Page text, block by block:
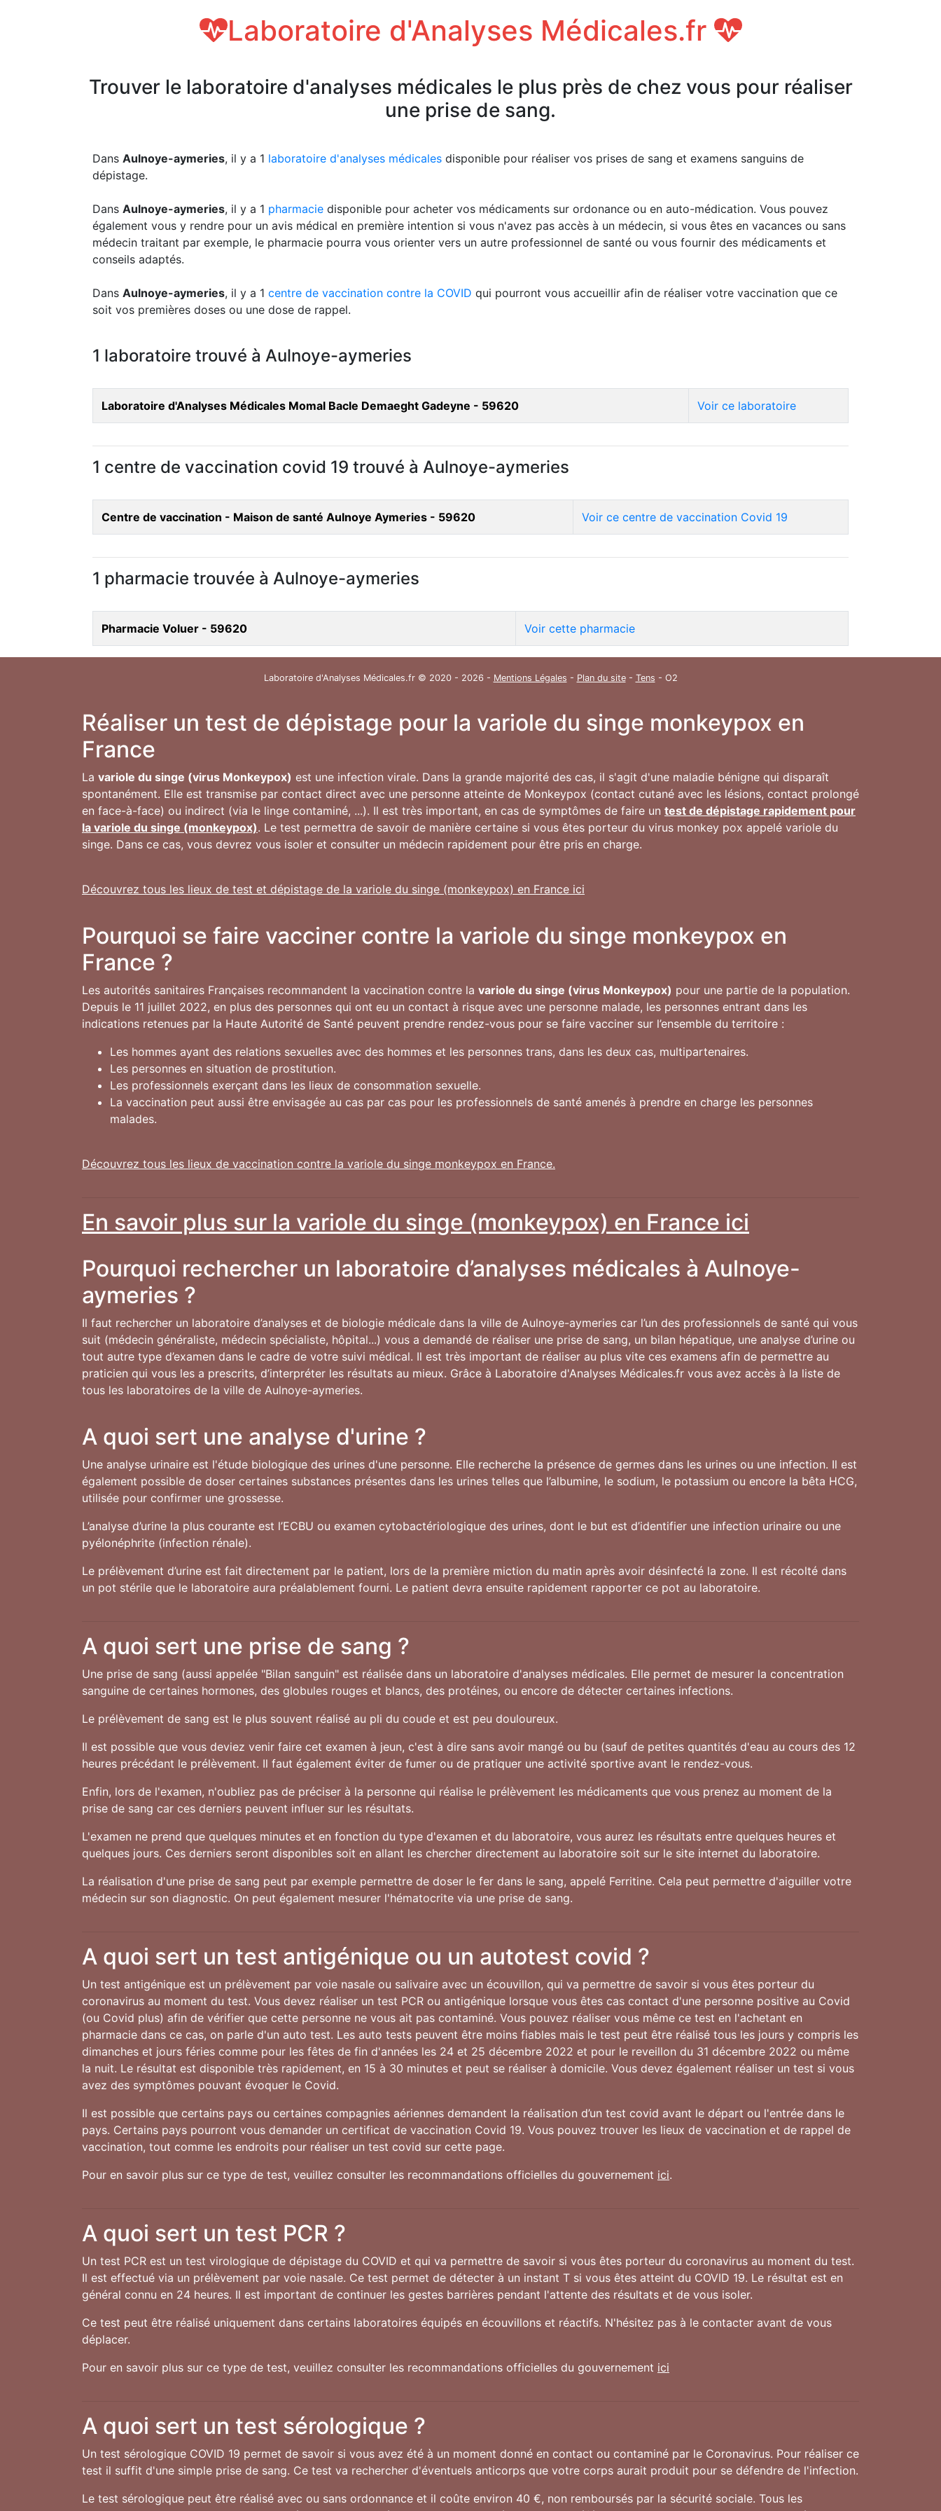
Laboratoire d'Analyses Médicales.fr
Trouver le laboratoire d'analyses médicales le plus près de chez vous pour réaliser
une prise de sang.
Dans Aulnoye-aymeries, il y a 1 laboratoire d'analyses médicales disponible pour réaliser vos prises de sang et examens sanguins de
dépistage.
Dans Aulnoye-aymeries, il y a 1 pharmacie disponible pour acheter vos médicaments sur ordonance ou en auto-médication. Vous pouvez
également vous y rendre pour un avis médical en première intention si vous n'avez pas accès à un médecin, si vous êtes en vacances ou sans
médecin traitant par exemple, le pharmacie pourra vous orienter vers un autre professionnel de santé ou vous fournir des médicaments et
conseils adaptés.
Dans Aulnoye-aymeries, il y a 1 centre de vaccination contre la COVID qui pourront vous accueillir afin de réaliser votre vaccination que ce
soit vos premières doses ou une dose de rappel.
1 laboratoire trouvé à Aulnoye-aymeries
Laboratoire d'Analyses Médicales Momal Bacle Demaeght Gadeyne - 59620 Voir ce laboratoire
1 centre de vaccination covid 19 trouvé à Aulnoye-aymeries
Centre de vaccination - Maison de santé Aulnoye Aymeries - 59620 Voir ce centre de vaccination Covid 19
1 pharmacie trouvée à Aulnoye-aymeries
Pharmacie Voluer - 59620 Voir cette pharmacie
Laboratoire d'Analyses Médicales.fr © 2020 - 2026 - Mentions Légales - Plan du site- Tens - O2
Réaliser un test de dépistage pour la variole du singe monkeypox en
France
La variole du singe (virus Monkeypox) est une infection virale. Dans la grande majorité des cas, il s'agit d'une maladie bénigne qui disparaît
spontanément. Elle est transmise par contact direct avec une personne atteinte de Monkeypox (contact cutané avec les lésions, contact prolongé
en face-à-face) ou indirect (via le linge contaminé, ...). Il est très important, en cas de symptômes de faire un test de dépistage rapidement pour
la variole du singe (monkeypox). Le test permettra de savoir de manière certaine si vous êtes porteur du virus monkey pox appelé variole du
singe. Dans ce cas, vous devrez vous isoler et consulter un médecin rapidement pour être pris en charge.
Découvrez tous les lieux de test et dépistage de la variole du singe (monkeypox) en France ici
Pourquoi se faire vacciner contre la variole du singe monkeypox en
France ?
Les autorités sanitaires Françaises recommandent la vaccination contre la variole du singe (virus Monkeypox) pour une partie de la population.
Depuis le 11 juillet 2022, en plus des personnes qui ont eu un contact à risque avec une personne malade, les personnes entrant dans les
indications retenues par la Haute Autorité de Santé peuvent prendre rendez-vous pour se faire vacciner sur l’ensemble du territoire :
Les hommes ayant des relations sexuelles avec des hommes et les personnes trans, dans les deux cas, multipartenaires.
Les personnes en situation de prostitution.
Les professionnels exerçant dans les lieux de consommation sexuelle.
La vaccination peut aussi être envisagée au cas par cas pour les professionnels de santé amenés à prendre en charge les personnes
malades.
Découvrez tous les lieux de vaccination contre la variole du singe monkeypox en France.
En savoir plus sur la variole du singe (monkeypox) en France ici
Pourquoi rechercher un laboratoire d’analyses médicales à Aulnoye-
aymeries ?
Il faut rechercher un laboratoire d’analyses et de biologie médicale dans la ville de Aulnoye-aymeries car l’un des professionnels de santé qui vous
suit (médecin généraliste, médecin spécialiste, hôpital...) vous a demandé de réaliser une prise de sang, un bilan hépatique, une analyse d’urine ou
tout autre type d’examen dans le cadre de votre suivi médical. Il est très important de réaliser au plus vite ces examens afin de permettre au
praticien qui vous les a prescrits, d’interpréter les résultats au mieux. Grâce à Laboratoire d'Analyses Médicales.fr vous avez accès à la liste de
tous les laboratoires de la ville de Aulnoye-aymeries.
A quoi sert une analyse d'urine ?
Une analyse urinaire est l'étude biologique des urines d'une personne. Elle recherche la présence de germes dans les urines ou une infection. Il est
également possible de doser certaines substances présentes dans les urines telles que l’albumine, le sodium, le potassium ou encore la bêta HCG,
utilisée pour confirmer une grossesse.
L’analyse d’urine la plus courante est l’ECBU ou examen cytobactériologique des urines, dont le but est d’identifier une infection urinaire ou une
pyélonéphrite (infection rénale).
Le prélèvement d’urine est fait directement par le patient, lors de la première miction du matin après avoir désinfecté la zone. Il est récolté dans
un pot stérile que le laboratoire aura préalablement fourni. Le patient devra ensuite rapidement rapporter ce pot au laboratoire.
A quoi sert une prise de sang ?
Une prise de sang (aussi appelée "Bilan sanguin" est réalisée dans un laboratoire d'analyses médicales. Elle permet de mesurer la concentration
sanguine de certaines hormones, des globules rouges et blancs, des protéines, ou encore de détecter certaines infections.
Le prélèvement de sang est le plus souvent réalisé au pli du coude et est peu douloureux.
Il est possible que vous deviez venir faire cet examen à jeun, c'est à dire sans avoir mangé ou bu (sauf de petites quantités d'eau au cours des 12
heures précédant le prélèvement. Il faut également éviter de fumer ou de pratiquer une activité sportive avant le rendez-vous.
Enfin, lors de l'examen, n'oubliez pas de préciser à la personne qui réalise le prélèvement les médicaments que vous prenez au moment de la
prise de sang car ces derniers peuvent influer sur les résultats.
L'examen ne prend que quelques minutes et en fonction du type d'examen et du laboratoire, vous aurez les résultats entre quelques heures et
quelques jours. Ces derniers seront disponibles soit en allant les chercher directement au laboratoire soit sur le site internet du laboratoire.
La réalisation d'une prise de sang peut par exemple permettre de doser le fer dans le sang, appelé Ferritine. Cela peut permettre d'aiguiller votre
médecin sur son diagnostic. On peut également mesurer l'hématocrite via une prise de sang.
A quoi sert un test antigénique ou un autotest covid ?
Un test antigénique est un prélèvement par voie nasale ou salivaire avec un écouvillon, qui va permettre de savoir si vous êtes porteur du
coronavirus au moment du test. Vous devez réaliser un test PCR ou antigénique lorsque vous êtes cas contact d'une personne positive au Covid
(ou Covid plus) afin de vérifier que cette personne ne vous ait pas contaminé. Vous pouvez réaliser vous même ce test en l'achetant en
pharmacie dans ce cas, on parle d'un auto test. Les auto tests peuvent être moins fiables mais le test peut être réalisé tous les jours y compris les
dimanches et jours féries comme pour les fêtes de fin d'années les 24 et 25 décembre 2022 et pour le reveillon du 31 décembre 2022 ou même
la nuit. Le résultat est disponible très rapidement, en 15 à 30 minutes et peut se réaliser à domicile. Vous devez également réaliser un test si vous
avez des symptômes pouvant évoquer le Covid.
Il est possible que certains pays ou certaines compagnies aériennes demandent la réalisation d’un test covid avant le départ ou l'entrée dans le
pays. Certains pays pourront vous demander un certificat de vaccination Covid 19. Vous pouvez trouver les lieux de vaccination et de rappel de
vaccination, tout comme les endroits pour réaliser un test covid sur cette page.
Pour en savoir plus sur ce type de test, veuillez consulter les recommandations officielles du gouvernement ici.
A quoi sert un test PCR ?
Un test PCR est un test virologique de dépistage du COVID et qui va permettre de savoir si vous êtes porteur du coronavirus au moment du test.
Il est effectué via un prélèvement par voie nasale. Ce test permet de détecter à un instant T si vous êtes atteint du COVID 19. Le résultat est en
général connu en 24 heures. Il est important de continuer les gestes barrières pendant l'attente des résultats et de vous isoler.
Ce test peut être réalisé uniquement dans certains laboratoires équipés en écouvillons et réactifs. N'hésitez pas à le contacter avant de vous
déplacer.
Pour en savoir plus sur ce type de test, veuillez consulter les recommandations officielles du gouvernement ici
A quoi sert un test sérologique ?
Un test sérologique COVID 19 permet de savoir si vous avez été à un moment donné en contact ou contaminé par le Coronavirus. Pour réaliser ce
test il suffit d'une simple prise de sang. Ce test va rechercher d'éventuels anticorps que votre corps aurait produit pour se défendre de l'infection.
Le test sérologique peut être réalisé avec ou sans ordonnance et il coûte environ 40 €, non remboursés par la sécurité sociale. Tous les